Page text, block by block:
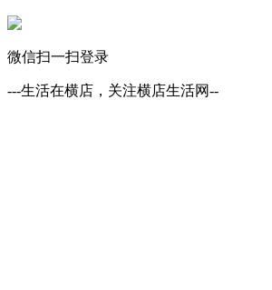
微信扫一扫登录
---生活在横店，关注横店生活网--